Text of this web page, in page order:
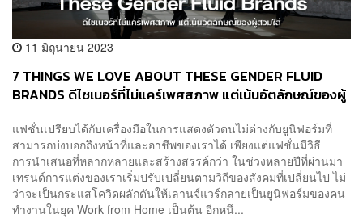
11 มิถุนายน 2023
7 THINGS WE LOVE ABOUT THESE GENDER FLUID
BRANDS ดีไซเนอร์ที่ไม่แคร์เพศสภาพ แต่เน้นอัตลักษณ์ของผู้
แฟชั่นเปรียบได้กับเครื่องมือในการแสดงตัวตนไม่ต่างกับยูนิฟอร์มที่
สามารถบ่งบอกถึงหน้าที่และอาชีพของเราได้ เพียงแต่แฟชั่นมีวิธี
การนำเสนอที่หลากหลายและสร้างสรรค์กว่า ในช่วงหลายปีที่ผ่านมา
เทรนด์การแต่งของเราเริ่มปรับเปลี่ยนตามวิถีของสังคมที่เปลี่ยนไป ไม่
ว่าจะเป็นกระแสโควิดผลักดันให้เลานจ์แวร์กลายเป็นยูนิฟอร์มของคน
ทำงานในยุค Work from Home เป็นต้น อีกหนึ...